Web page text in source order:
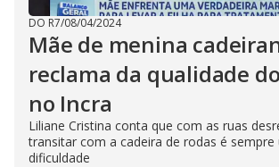
DO R7/08/04/2024
Mãe de menina
reclama da qualidade
no Incra
Liliane Cristina conta que com as ruas
transitar com a cadeira de rodas é sempre
dificuldade